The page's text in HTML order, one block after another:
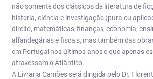
não somente dos clássicos da literatura de
história, ciência e investigação (pura ou
direito, matemáticas, finanças, economia,
alfandegárias e fiscais, mas também das
em Portugal nos últimos anos e que apenas
atravessam o Atlântico.
A Livraria Camões será dirigida pelo Dr.